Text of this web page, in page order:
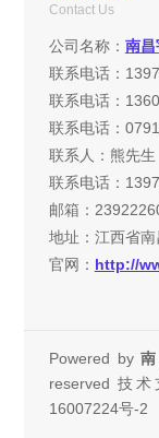
Contact Us
公司名称： 南昌
联系电话：
联系电话：
联系电话：
联系人：熊先生
联系电话：
邮箱：
地址：江西省
官网： http://
Powered by
reserved 技
16007224号-2